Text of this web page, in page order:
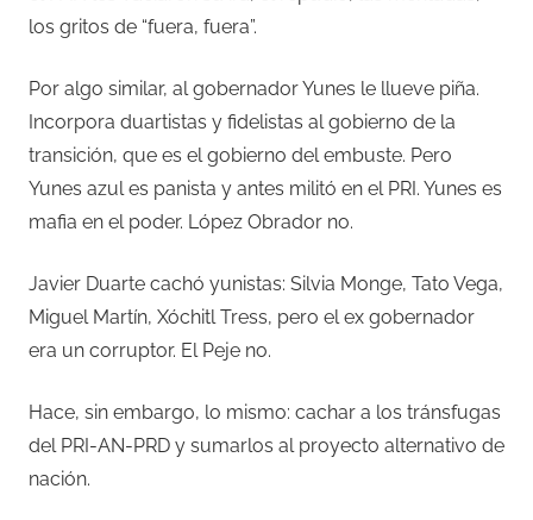
los gritos de “fuera, fuera”.
Por algo similar, al gobernador Yunes le llueve piña.
Incorpora duartistas y fidelistas al gobierno de la
transición, que es el gobierno del embuste. Pero
Yunes azul es panista y antes militó en el PRI. Yunes es
mafia en el poder. López Obrador no.
Javier Duarte cachó yunistas: Silvia Monge, Tato Vega,
Miguel Martín, Xóchitl Tress, pero el ex gobernador
era un corruptor. El Peje no.
Hace, sin embargo, lo mismo: cachar a los tránsfugas
del PRI-AN-PRD y sumarlos al proyecto alternativo de
nación.